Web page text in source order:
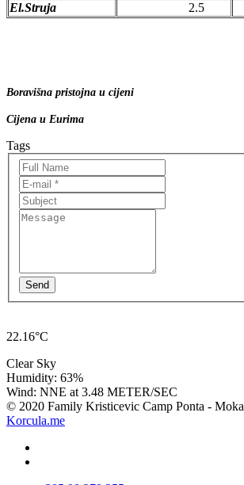
El.Struja
2.5
Boravišna pristojna u cijeni
Cijena u Eurima
Tags
Send
22.16°C
Clear Sky
Humidity: 63%
Wind: NNE at 3.48 METER/SEC
© 2020 Family Kristicevic Camp Ponta -
Korcula.me